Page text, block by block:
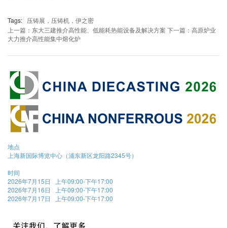
Tags: 压铸展，压铸机，伊之密
上一篇：东大三建推介高性能、低能耗热能设备及解决方案 下一篇：高原炉业
大力推介高性能集中熔化炉
地点
上海新国际博览中心（浦东新区龙阳路2345号）
时间
2026年7月15日 上午09:00-下午17:00
2026年7月16日 上午09:00-下午17:00
2026年7月17日 上午09:00-下午17:00